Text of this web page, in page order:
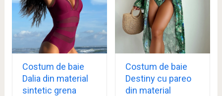
Costum de baie
Dalia din material
sintetic grena
Costum de baie
Destiny cu pareo
din material